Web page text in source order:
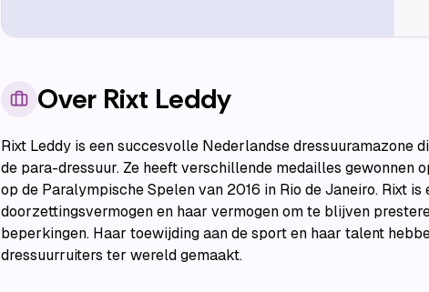
Over Rixt Leddy
Rixt Leddy is een succesvolle Nederlandse dressuuramazone
de para-dressuur. Ze heeft verschillende medailles gewonnen
op de Paralympische Spelen van 2016 in Rio de Janeiro. Rixt
doorzettingsvermogen en haar vermogen om te blijven
beperkingen. Haar toewijding aan de sport en haar talent
dressuurruiters ter wereld gemaakt.